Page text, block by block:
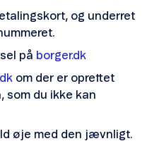
og underret
på borger.dk
om der er oprettet
som du ikke kan
øje med den jævnligt.